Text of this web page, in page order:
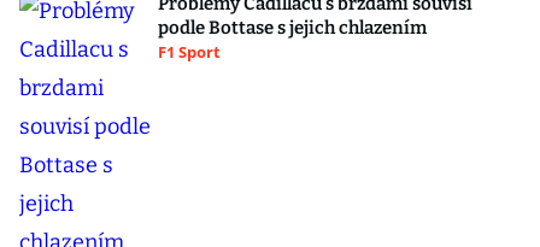
podle Bottase s jejich chlazením
F1 Sport